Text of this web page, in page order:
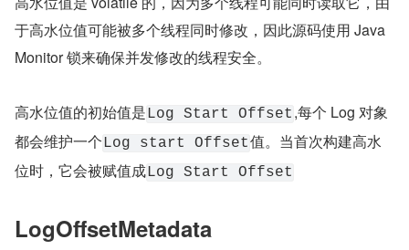
于高水位值可能被多个线程同时修改，因此源码使用 Java
Monitor 锁来确保并发修改的线程安全。
高水位值的初始值是Log Start Offset ,每个 Log 对象
都会维护一个Log start Offset值。当首次构建高水
位时，它会被赋值成Log Start Offset
LogOffsetMetadata